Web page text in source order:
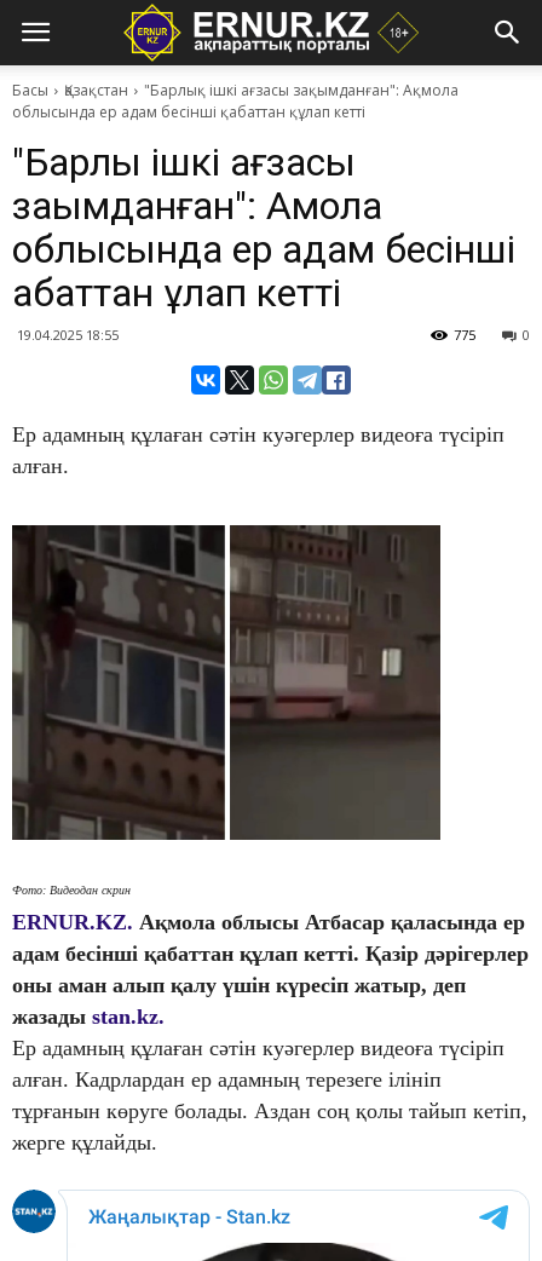
Басы Қазақстан
"Барлық ішкі ағзасы зақымданған": Ақмола
облысында ер адам бесінші қабаттан құлап кетті
"Барлық ішкі ағзасы
зақымданған": Ақмола
облысында ер адам бесінші
қабаттан құлап кетті
19.04.2025 18:55 0
775
Ер адамның құлаған сәтін куәгерлер видеоға түсіріп
алған.
Фото: Видеодан скрин
ERNUR.KZ. Ақмола облысы Атбасар қаласында ер
адам бесінші қабаттан құлап кетті. Қазір дәрігерлер
оны аман алып қалу үшін күресіп жатыр, деп
жазады stan.kz.
Ер адамның құлаған сәтін куәгерлер видеоға түсіріп
алған. Кадрлардан ер адамның терезеге ілініп
тұрғанын көруге болады. Аздан соң қолы тайып кетіп,
жерге құлайды.